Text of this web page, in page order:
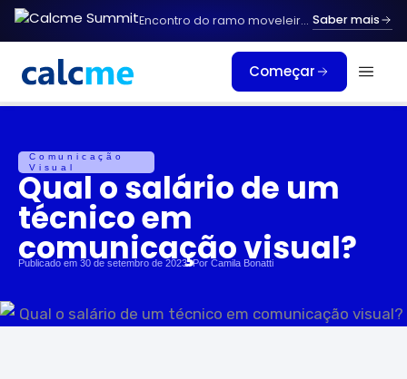
para
conteúdo
Encontro do ramo moveleiro. Vagas
Saber mais
Começar
Comunicação
Visual
Qual o salário de um
técnico em
comunicação visual?
Publicado em 30 de setembro de 2023. Por Camila Bonatti